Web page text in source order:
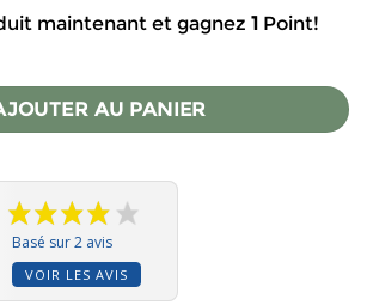
maintenant et gagnez 1 Point!
de mèche pour bougies en métal
AU PANIER
Basé sur 2 avis
VOIR LES AVIS